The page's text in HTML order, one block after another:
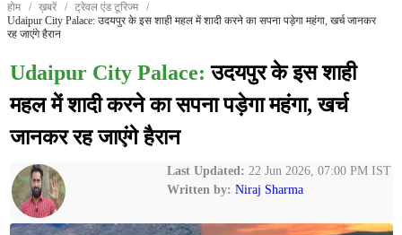
होम ख़बरें
ट्रेवल एंड टूरिज्म
Udaipur City Palace: उदयपुर के इस शाही महल में शादी करने का सपना पड़ेगा महंगा, खर्च जानकर
रह जाएंगे हैरान
Udaipur City Palace: उदयपुर के इस शाही
महल में शादी करने का सपना पड़ेगा महंगा, खर्च
जानकर रह जाएंगे हैरान
Last Updated: 22 Jun 2026, 07:00 PM IST
Written by: Niraj Sharma